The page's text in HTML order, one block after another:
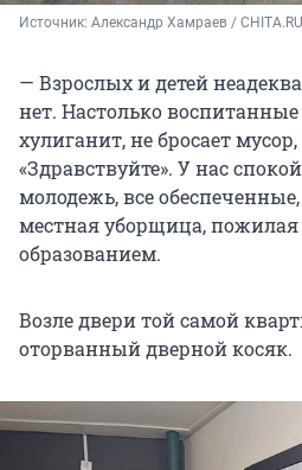
Источник: Александр Хамраев / СHITA.RU
— Взрослых и детей
нет. Настолько
хулиганит, не бросает мусор,
«Здравствуйте». У нас
молодежь, все
местная уборщица,
образованием.
Возле двери той самой
оторванный дверной косяк.